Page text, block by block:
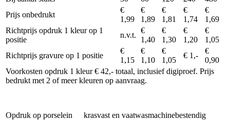
Prijs onbedrukt
€
1,99
€
1,89
€
1,81
€
1,74
€
1,69
Richtprijs opdruk 1 kleur op 1
positie
n.v.t.
€
1,40
€
1,30
€
1,20
€
1,05
Richtprijs gravure op 1 positie
€
1,15
€
1,10
€
1,05
€ 1,-
€
0,90
Voorkosten opdruk 1 kleur € 42,- totaal, inclusief digiproef. Prijs
bedrukt met 2 of meer kleuren op aanvraag.
Opdruk op porselein
krasvast en vaatwasmachinebestendig